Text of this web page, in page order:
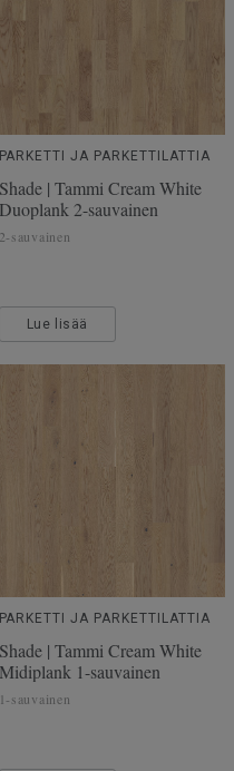
PARKETTI JA PARKETTILATTIA
Shade | Tammi Cream White
Duoplank 2-sauvainen
2-sauvainen
Lue lisää
PARKETTI JA PARKETTILATTIA
Shade | Tammi Cream White
Midiplank 1-sauvainen
1-sauvainen